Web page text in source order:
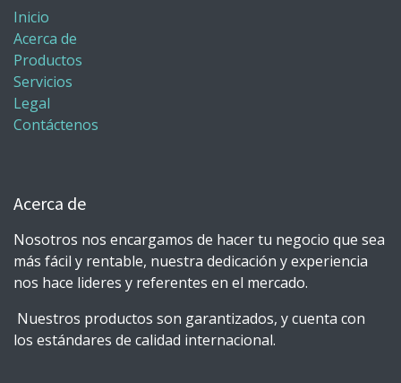
Inicio
Acerca de
Productos
Servicios
Legal
Contáctenos
Acerca de
Nosotros nos encargamos de hacer tu negocio que sea
más fácil y rentable, nuestra dedicación y experiencia
nos hace lideres y referentes en el mercado.
Nuestros productos son garantizados, y cuenta con
los estándares de calidad internacional.